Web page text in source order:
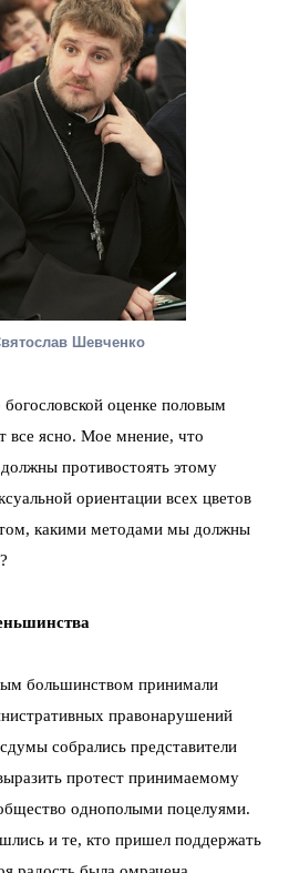
Шевченко
оценке половым
ясно. Мое мнение, что
противостоять этому
ориентации всех цветов
какими методами мы должны
большинством принимали
правонарушений
собрались представители
протест принимаемому
однополыми поцелуями.
и те, кто пришел поддержать